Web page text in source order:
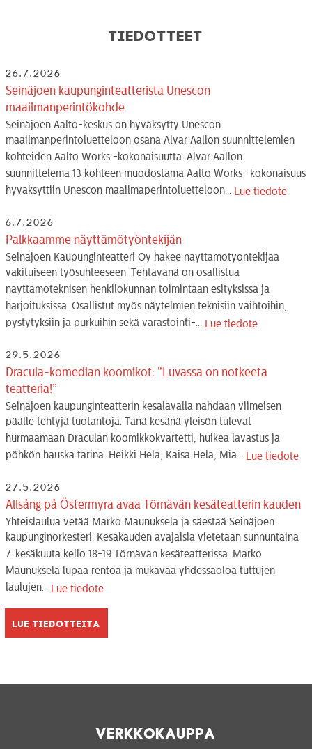
Tiedotteet
26.7.2026
Seinäjoen kaupunginteatterista Unescon
maailmanperintökohde
Seinäjoen Aalto-keskus on hyväksytty Unescon
maailmanperintöluetteloon osana Alvar Aallon suunnittelemien
kohteiden Aalto Works -kokonaisuutta. Alvar Aallon
suunnittelema 13 kohteen muodostama Aalto Works -kokonaisuus
hyväksyttiin Unescon maailmaperintöluetteloon... Lue tiedote
6.7.2026
Palkkaamme näyttämötyöntekijän
Seinäjoen Kaupunginteatteri Oy hakee näyttämötyöntekijää
vakituiseen työsuhteeseen. Tehtävänä on osallistua
näyttämöteknisen henkilökunnan toimintaan esityksissä ja
harjoituksissa. Osallistut myös näytelmien teknisiin vaihtoihin,
pystytyksiin ja purkuihin sekä varastointi-... Lue tiedote
29.5.2026
Dracula-komedian koomikot: ”Luvassa on notkeeta
teatteria!”
Seinäjoen kaupunginteatterin kesälavalla nähdään viimeisen
päälle tehtyjä tuotantoja. Tänä kesänä yleisön tulevat
hurmaamaan Draculan koomikkokvartetti, huikea lavastus ja
pöhkön hauska tarina. Heikki Hela, Kaisa Hela, Mia... Lue tiedote
27.5.2026
Allsång på Östermyra avaa Törnävän kesäteatterin kauden
Yhteislaulua vetää Marko Maunuksela ja säestää Seinäjoen
kaupunginorkesteri. Kesäkauden avajaisia vietetään sunnuntaina
7. kesäkuuta kello 18-19 Törnävän kesäteatterissa. Marko
Maunuksela lupaa rentoa ja mukavaa yhdessäoloa tuttujen
laulujen... Lue tiedote
Lue tiedotteita
Verkkokauppa